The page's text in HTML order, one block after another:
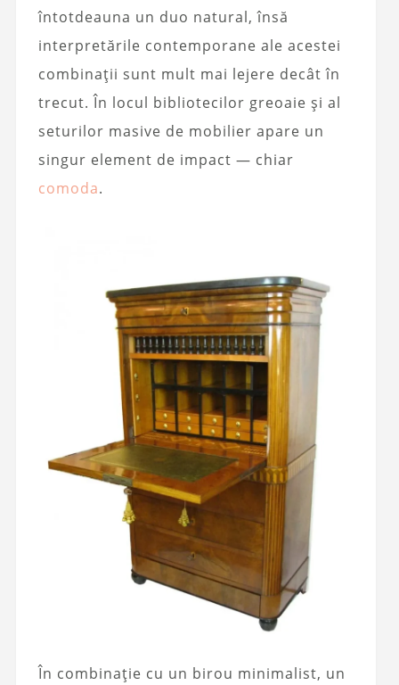
întotdeauna un duo natural, însă
interpretările contemporane ale acestei
combinații sunt mult mai lejere decât în
trecut. În locul bibliotecilor greoaie și al
seturilor masive de mobilier apare un
singur element de impact — chiar
comoda.
În combinație cu un birou minimalist, un